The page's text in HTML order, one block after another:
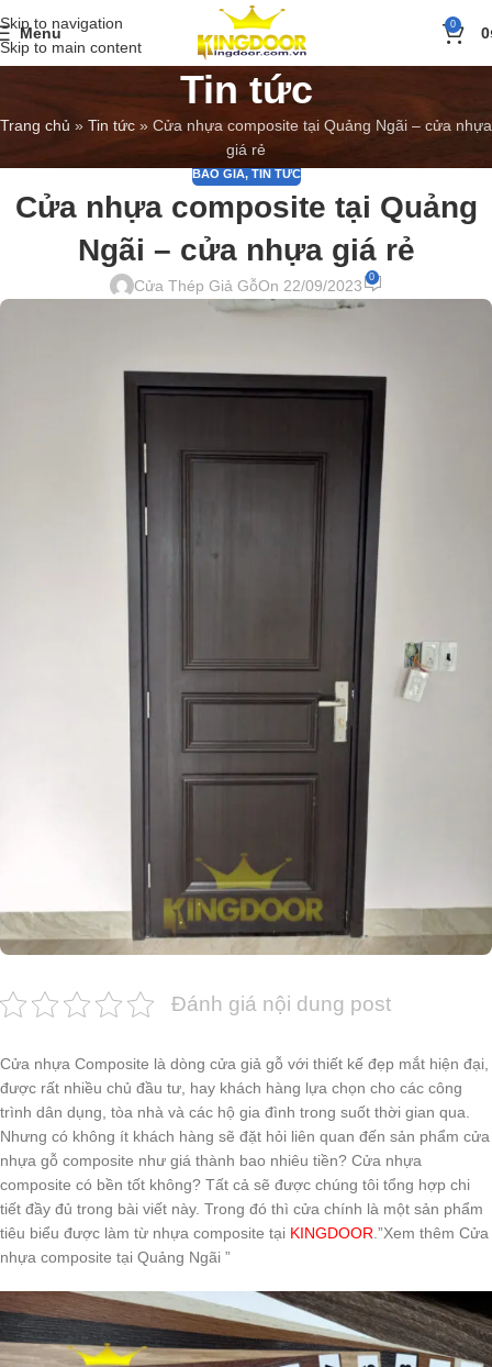
Skip to navigation
Skip to main content
Menu 0 0
Tin tức
Trang chủ » Tin tức » Cửa nhựa composite tại Quảng Ngãi – cửa nhựa
giá rẻ
BÁO GIÁ, TIN TỨC
Cửa nhựa composite tại Quảng
Ngãi – cửa nhựa giá rẻ
Cửa Thép Giả GỗOn 22/09/2023 0
Đánh giá nội dung post
Cửa nhựa Composite là dòng cửa giả gỗ với thiết kế đẹp mắt hiện đại,
được rất nhiều chủ đầu tư, hay khách hàng lựa chọn cho các công
trình dân dụng, tòa nhà và các hộ gia đình trong suốt thời gian qua.
Nhưng có không ít khách hàng sẽ đặt hỏi liên quan đến sản phẩm cửa
nhựa gỗ composite như giá thành bao nhiêu tiền? Cửa nhựa
composite có bền tốt không? Tất cả sẽ được chúng tôi tổng hợp chi
tiết đầy đủ trong bài viết này. Trong đó thì cửa chính là một sản phẩm
tiêu biểu được làm từ nhựa composite tại KINGDOOR.”Xem thêm Cửa
nhựa composite tại Quảng Ngãi ”